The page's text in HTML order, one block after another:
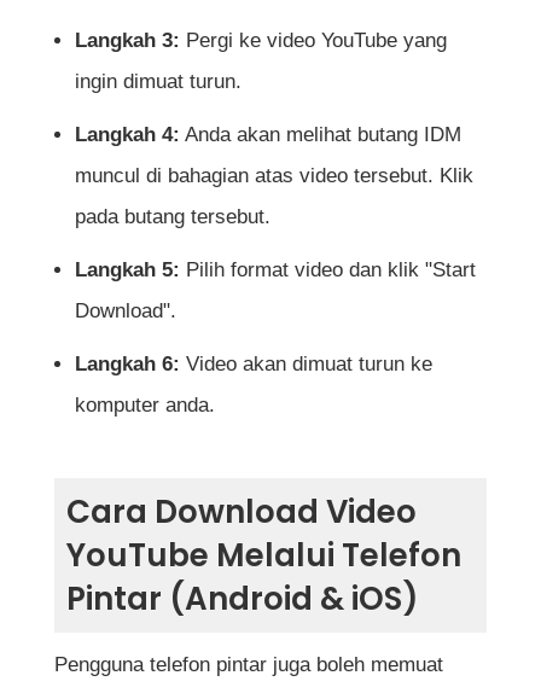
Langkah 3: Pergi ke video YouTube yang
ingin dimuat turun.
Langkah 4: Anda akan melihat butang IDM
muncul di bahagian atas video tersebut. Klik
pada butang tersebut.
Langkah 5: Pilih format video dan klik "Start
Download".
Langkah 6: Video akan dimuat turun ke
komputer anda.
Cara Download Video
YouTube Melalui Telefon
Pintar (Android & iOS)
Pengguna telefon pintar juga boleh memuat